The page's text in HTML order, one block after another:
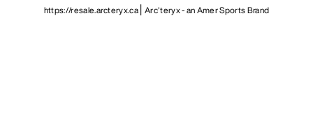
https://resale.arcteryx.ca Arc'teryx - an Amer Sports Brand